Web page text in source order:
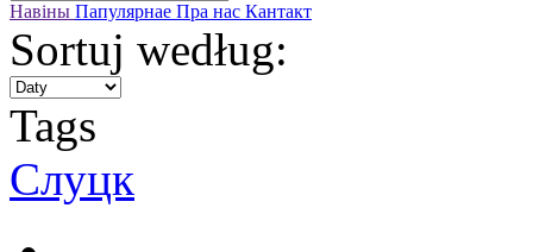
Навіны Папулярнае Пра нас Кантакт
Sortuj według:
Tags
Слуцк